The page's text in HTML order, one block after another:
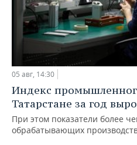
05 авг, 14:30
Индекс
Татарстане за год
При этом показатели более
обрабатывающих